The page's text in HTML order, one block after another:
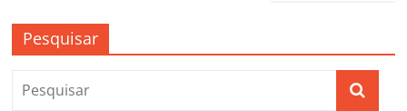
Pesquisar